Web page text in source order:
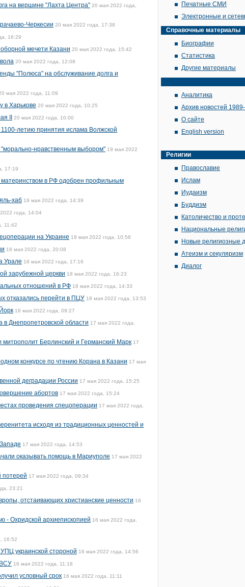
на вершине "Лахта Центра" 20 мая 2022 года,
Черкесии 20 мая 2022 года, 17:38
16:29
мечети Казани 20 мая 2022 года, 15:42
20 мая 2022 года, 12:08
"Полюса" на обслуживание долга и
мая 2022 года, 11:09
в Харькове 20 мая 2022 года, 10:25
II 20 мая 2022 года, 10:00
1100-летию принятия ислама Волжской
нравственным выбором" 19 мая 2022
17:19
материнством в РФ одобрен профильным
хаб 19 мая 2022 года, 14:39
года, 14:04
11:42
на Украине 19 мая 2022 года, 10:58
18 мая 2022 года, 20:08
Урале 18 мая 2022 года, 17:16
зарубежной церкви 18 мая 2022 года, 16:23
отношений в РФ 18 мая 2022 года, 14:33
отказались перейти в ПЦУ 18 мая 2022 года, 13:53
18 мая 2022 года, 09:27
в Днепропетровской области 17 мая 2022 года,
Берлинский и Германский Марк 17
конкурсе по чтению Корана в Казани 17 мая
деградации России 17 мая 2022 года, 15:25
абортов 17 мая 2022 года, 15:24
проведения спецоперации 17 мая 2022 года,
исходя из традиционных ценностей и
17 мая 2022 года, 14:53
оказывать помощь в Мариуполе 17 мая 2022
потерей 17 мая 2022 года, 09:34
23:21
отстаивающих христианские ценности 16
- Охридской архиепископией 16 мая 2022 года,
16:52
украинской стороной 16 мая 2022 года, 14:56
16 мая 2022 года, 11:18
условный срок 16 мая 2022 года, 11:11
Печатные СМИ
Электронные и
Справочные материалы
Биографии
Статистика
Другие материалы
Аналитика
Архив новостей 1989-
О сайте
English version
Религии
Православие
Ислам
Иудаизм
Буддизм
Католичество и
Национальные
Новые религиозные
Атеизм и секуляризм
Диалог